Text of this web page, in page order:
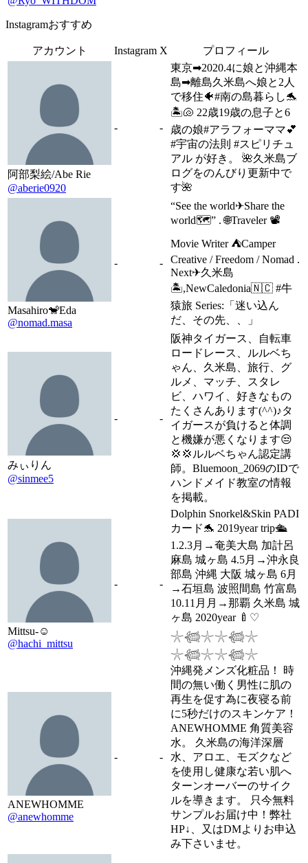
Instagramおすすめ
アカウント Instagram X プロフィール
阿部梨絵/Abe Rie
@aberie0920
- -
東京➡︎2020.4に娘と沖縄本
島➡︎離島久米島へ娘と2人
で移住🐠#南の島暮らし🐬
🏝🐚 22歳19歳の息子と6
歳の娘#アラフォーママ💕
#宇宙の法則 #スピリチュ
アル が好き。 🌺久米島ブ
ログをのんびり更新中で
す🌺
Masahiro🐒Eda
@nomad.masa
- -
“See the world✈︎Share the
world🗺” . 🌐Traveler 📽
Movie Writer ⛺️Camper
Creative / Freedom / Nomad .
Next✈︎久米島
🏝,NewCaledonia🇳🇨 #牛
猿旅 Series:「迷い込ん
だ、その先、、」
みぃりん
@sinmee5
- -
阪神タイガース、自転車
ロードレース、ルルベち
ゃん、久米島、旅行、グ
ルメ、マッチ、スタレ
ビ、ハワイ、好きなもの
たくさんあります(^^)♪タ
イガースが負けると体調
と機嫌が悪くなります😒
💢💢ルルベちゃん認定講
師。Bluemoon_2069のIDで
ハンドメイド教室の情報
を掲載。
Mittsu-☺︎
@hachi_mittsu
- -
Dolphin Snorkel&Skin PADI
カード🐬 2019year trip🛳
1.2.3月→奄美大島 加計呂
麻島 城ヶ島 4.5月→沖永良
部島 沖縄 大阪 城ヶ島 6月
→石垣島 波照間島 竹富島
10.11月月→那覇 久米島 城
ヶ島 2020year 🍼♡
𓇼𓆉𓇼𓇼𓆉𓇼
𓇼𓆉𓇼𓇼𓆉𓇼
ANEWHOMME
@anewhomme
- -
沖縄発メンズ化粧品！ 時
間の無い働く男性に肌の
再生を促す為に夜寝る前
に5秒だけのスキンケア！
ANEWHOMME 角質美容
水。 久米島の海洋深層
水、アロエ、モズクなど
を使用し健康な若い肌へ
ターンオーバーのサイク
ルを導きます。 只今無料
サンプルお届け中！弊社
HP↓、又はDMよりお申込
み下さいませ。